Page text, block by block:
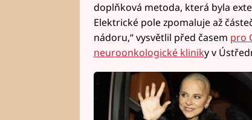
doplňková metoda, která byla
Elektrické pole zpomaluje až
nádoru,“ vysvětlil před časem pro
neuroonkologické kliniky v